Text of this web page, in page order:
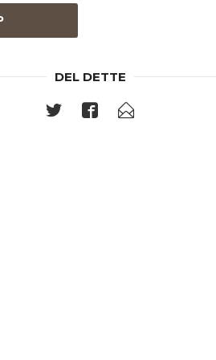
DEL DETTE